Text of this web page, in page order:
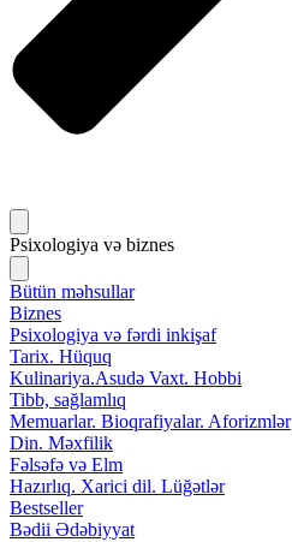
Psixologiya və biznes
Bütün məhsullar
Biznes
Psixologiya və fərdi inkişaf
Tarix. Hüquq
Kulinariya.Asudə Vaxt. Hobbi
Tibb, sağlamlıq
Memuarlar. Bioqrafiyalar. Aforizmlər
Din. Məxfilik
Fəlsəfə və Elm
Hazırlıq. Xarici dil. Lüğətlər
Bestseller
Bədii Ədəbiyyat